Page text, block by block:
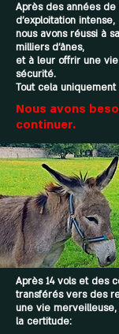
Après des années
d’exploitation intense,
nous avons réussi à
milliers d’ânes,
et à leur offrir une
sécurité.
Tout cela
Nous avons
continuer.
Après 14 vols et des
transférés vers des
une vie merveilleuse,
la certitude: